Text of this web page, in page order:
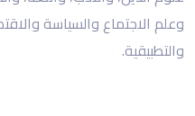
وعلم الاجتماع والسياسة
والتطبيقية.